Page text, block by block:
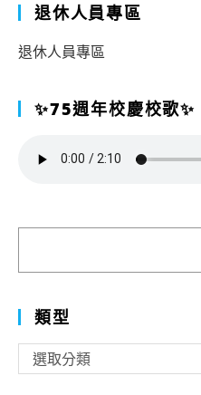
退休人員專區
退休人員專區
✨75週年校慶校歌✨
類型
型
選取分類